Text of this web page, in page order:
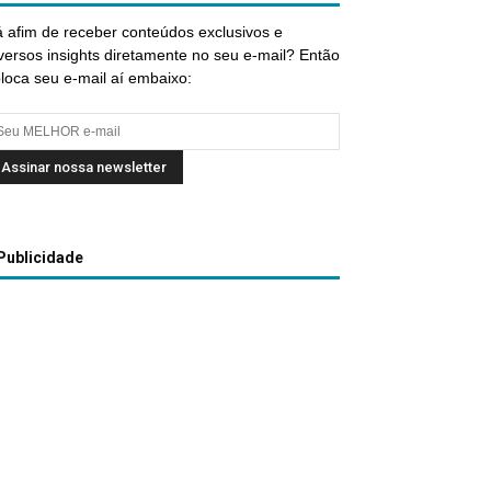
afim de receber conteúdos exclusivos e
insights diretamente no seu e-mail? Então
seu e-mail aí embaixo:
Publicidade